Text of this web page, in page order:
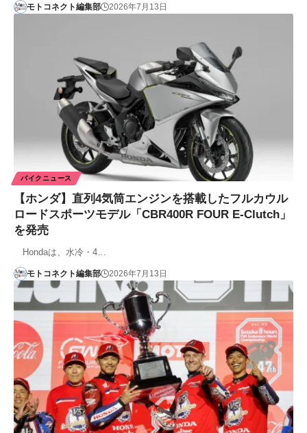
モトコネクト編集部 2026年7月13日
バイクニュース
【ホンダ】直列4気筒エンジンを搭載したフルカウル
ロードスポーツモデル「CBR400R FOUR E-Clutch」
を発売
Hondaは、水冷・4…
モトコネクト編集部 2026年7月13日